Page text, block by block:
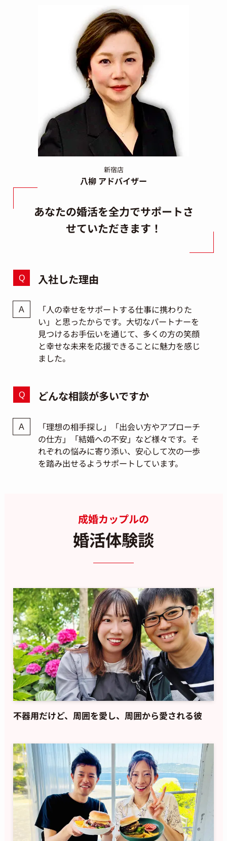
新宿店
八柳 アドバイザー
あなたの婚活を全力でサポートさ
せていただきます！
入社した理由
「人の幸せをサポートする仕事に携わりた
い」と思ったからです。大切なパートナーを
見つけるお手伝いを通じて、多くの方の笑顔
と幸せな未来を応援できることに魅力を感じ
ました。
どんな相談が多いですか
「理想の相手探し」「出会い方やアプローチ
の仕方」「結婚への不安」など様々です。そ
れぞれの悩みに寄り添い、安心して次の一歩
を踏み出せるようサポートしています。
成婚カップルの
婚活体験談
不器用だけど、周囲を愛し、周囲から愛される彼